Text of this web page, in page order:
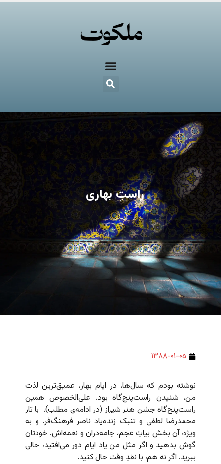
راستِ بهاری
۱۳۸۸-۰۱-۰۵
نوشته بودم که سال‌ها، در ایام بهار، عمیق‌ترین لذت
من، شنیدن راست‌پنج‌گاه بود. علی‌الخصوص همین
راست‌پنج‌گاه جشن هنر شیراز (در ادامه‌ی مطلب). با تار
محمدرضا لطفی و تنبک زنده‌یاد ناصر فرهنگ‌فر. و به
ویژه، آن بخش بیاتِ عجم، جامه‌دران و نغمه‌اش. خودتان
گوش بدهید و اگر مثل من یاد ایام دور می‌افتید، حالی
ببرید. اگر نه هم، با نقدِ وقت حال کنید.